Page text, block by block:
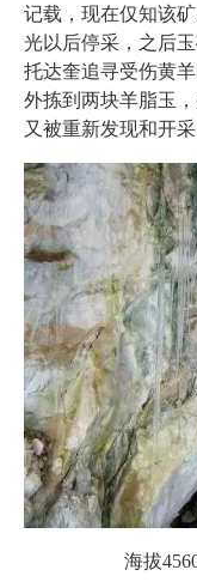
记载，现在仅知该
光以后停采，之后
托达奎追寻受伤黄
外拣到两块羊脂玉
又被重新发现和开采
海拔